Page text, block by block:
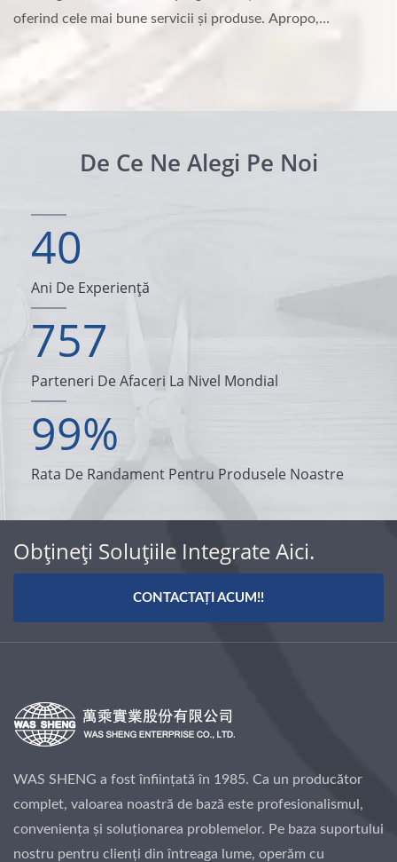
oferind cele mai bune servicii și produse. Apropo,
distanțierele, inserțiile, șuruburile personalizate și pini sunt
De Ce Ne Alegi Pe Noi
40
Ani De Experiență
757
Parteneri De Afaceri La Nivel Mondial
99%
Rata De Randament Pentru Produsele Noastre
Obțineți Soluțiile Integrate Aici.
CONTACTAȚI ACUM!!
WAS SHENG a fost înființată în 1985. Ca un producător
complet, valoarea noastră de bază este profesionalismul,
conveniența și soluționarea problemelor. Pe baza suportului
nostru pentru clienți din întreaga lume, operăm cu